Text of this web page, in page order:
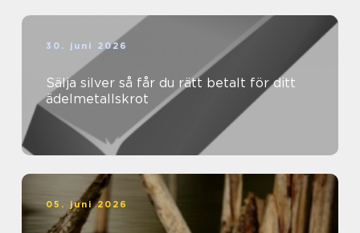
30. juni 2026
Sälja silver så får du rätt betalt för ditt
ädelmetallskrot
05. juni 2026